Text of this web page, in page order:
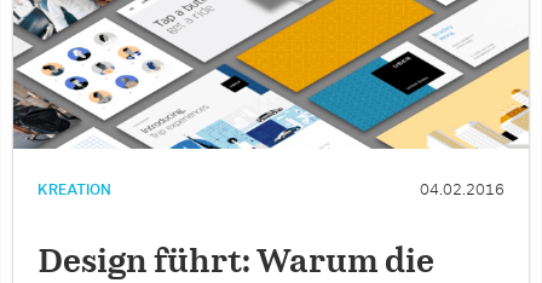
KREATION 04.02.2016
Design führt: Warum die